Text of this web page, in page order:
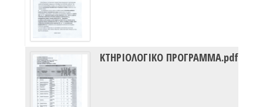
ΚΤΗΡΙΟΛΟΓΙΚΟ ΠΡΟΓΡΑΜΜΑ.pdf